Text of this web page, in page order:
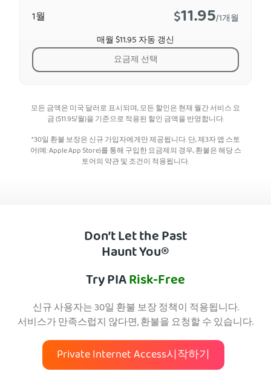
1월 $11.95/1개월
매월 $11.95 자동 갱신
요금제 선택
모든 금액은 미국 달러로 표시되며, 모든 할인은 현재 월간 서비스 요
금 ($11.95/월)을 기준으로 적용된 할인 금액을 반영합니다.
*30일 환불 보장은 신규 가입자에게만 제공됩니다. 단, 제3자 앱 스토
어(예: Apple App Store)를 통해 구입한 요금제의 경우, 환불은 해당 스
토어의 약관 및 조건이 적용됩니다.
Don’t Let the Past
Haunt You®
Try PIARisk-Free
신규 사용자는 30일 환불 보장 정책이 적용됩니다.
서비스가 만족스럽지 않다면, 환불을 요청할 수 있습니다.
Private Internet Access시작하기